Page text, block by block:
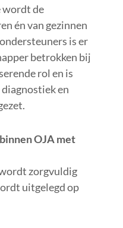
wordt de
én van gezinnen
is er
betrokken bij
rol en is
en
OJA met
zorgvuldig
uitgelegd op